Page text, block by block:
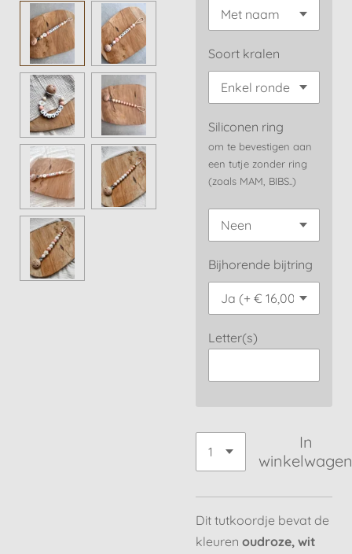
Soort kralen
Siliconen ring
om te bevestigen aan
een tutje zonder ring
(zoals MAM, BIBS..)
Bijhorende bijtring
Letter(s)
In
winkelwagen
Dit tutkoordje bevat de
kleuren oudroze, wit